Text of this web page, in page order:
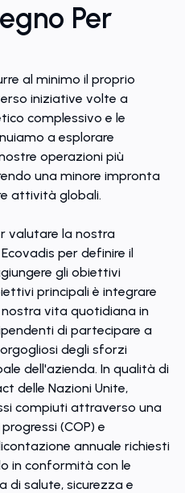
Per
al minimo il proprio
iniziative volte a
complessivo e le
a esplorare
operazioni più
una minore impronta
attività globali.
valutare la nostra
per definire il
gli obiettivi
principali è integrare
vita quotidiana in
di partecipare a
degli sforzi
dell'azienda. In qualità di
delle Nazioni Unite,
compiuti attraverso una
(COP) e
annuale richiesti
in conformità con le
di salute, sicurezza e